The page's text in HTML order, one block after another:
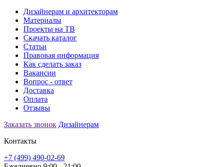
Дизайнерам и архитекторам
Материалы
Проекты на ТВ
Скачать каталог
Статьи
Правовая информация
Как сделать заказ
Вакансии
Вопрос - ответ
Доставка
Оплата
Отзывы
Заказать звонок Дизайнерам
Контакты
+7 (499) 490-02-69